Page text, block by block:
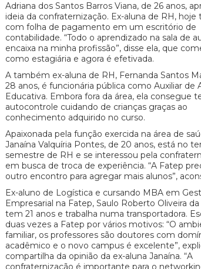
Adriana dos Santos Barros Viana, de 26 anos,
ideia da confraternização. Ex-aluna de RH, hoje
com folha de pagamento em um escritório de
contabilidade. “Todo o aprendizado na sala de
encaixa na minha profissão”, disse ela, que
como estagiária e agora é efetivada.
A também ex-aluna de RH, Fernanda Santos
28 anos, é funcionária pública como Auxiliar de
Educativa. Embora fora da área, ela consegue
autocontrole cuidando de crianças graças ao
conhecimento adquirido no curso.
Apaixonada pela função exercida na área de
Janaína Valquíria Pontes, de 20 anos, está no
semestre de RH e se interessou pela
em busca de troca de experiência. “A Fatep
outro encontro para agregar mais alunos”,
Ex-aluno de Logística e cursando MBA em
Empresarial na Fatep, Saulo Roberto Oliveira da
tem 21 anos e trabalha numa transportadora.
duas vezes a Fatep por vários motivos: “O
familiar, os professores são doutores com
acadêmico e o novo campus é excelente”,
compartilha da opinião da ex-aluna Janaína. “A
confraternização é importante para o